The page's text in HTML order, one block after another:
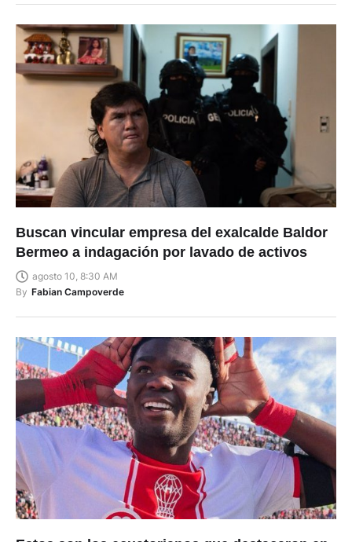
Buscan vincular empresa del exalcalde Baldor
Bermeo a indagación por lavado de activos
agosto 10, 8:30 AM
By Fabian Campoverde